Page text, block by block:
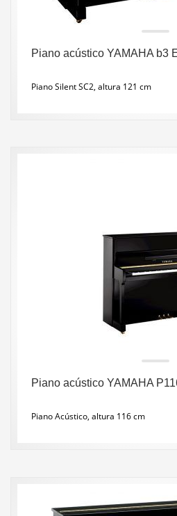
Piano acústico YAMAHA b3
Piano Silent SC2, altura 121 cm
Piano acústico YAMAHA
Piano Acústico, altura 116 cm